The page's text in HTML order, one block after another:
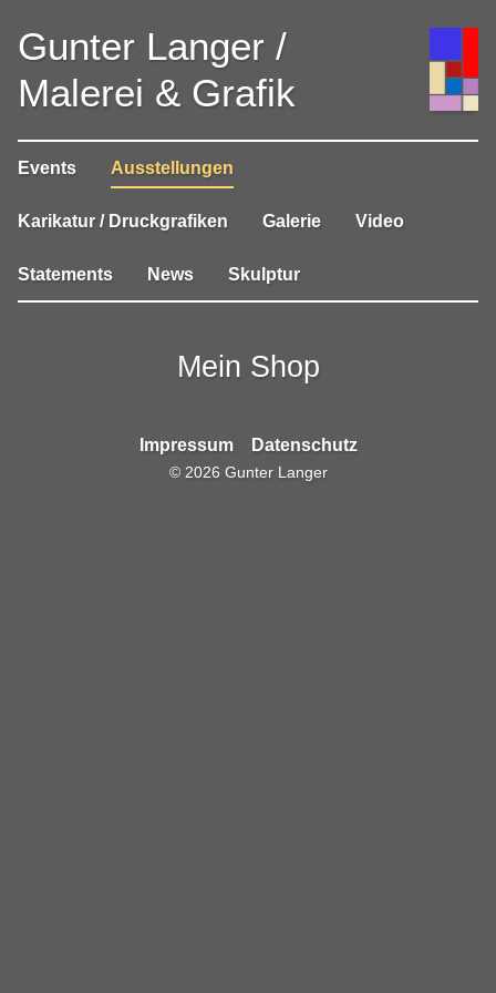
Gunter Langer /
Malerei & Grafik
Events Ausstellungen
Karikatur / Druckgrafiken Galerie Video
Statements News Skulptur
Impressum Datenschutz
© 2026 Gunter Langer
Mein Shop